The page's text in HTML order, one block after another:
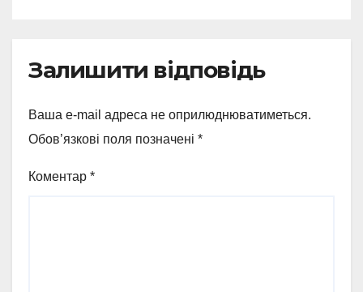
Залишити відповідь
Ваша e-mail адреса не оприлюднюватиметься.
Обов’язкові поля позначені *
Коментар *